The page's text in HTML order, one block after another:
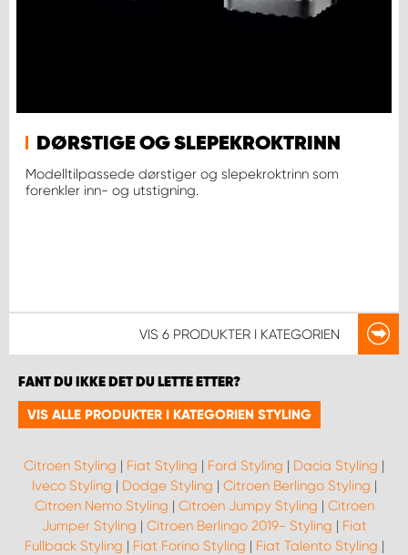
DØRSTIGE OG SLEPEKROKTRINN
Modelltilpassede dørstiger og slepekroktrinn som
forenkler inn- og utstigning.
VIS 6 PRODUKTER I KATEGORIEN
FANT DU IKKE DET DU LETTE ETTER?
VIS ALLE PRODUKTER I KATEGORIEN STYLING
Citroen Styling | Fiat Styling | Ford Styling | Dacia Styling |
Iveco Styling | Dodge Styling | Citroen Berlingo Styling |
Citroen Nemo Styling | Citroen Jumpy Styling | Citroen
Jumper Styling | Citroen Berlingo 2019- Styling | Fiat
Fullback Styling | Fiat Forino Styling | Fiat Talento Styling |